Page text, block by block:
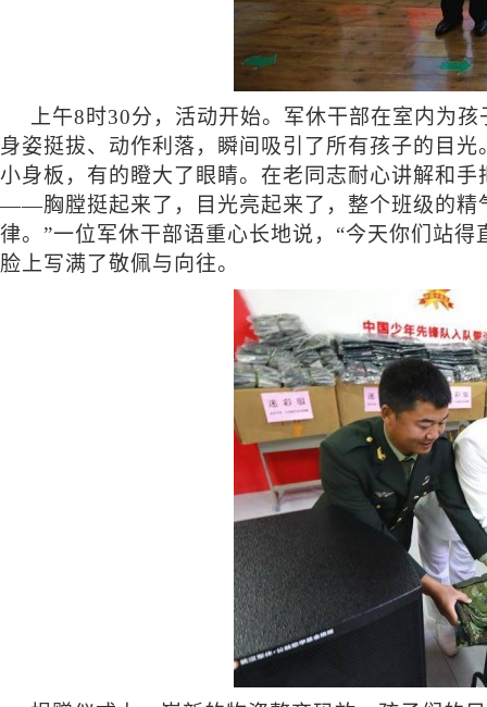
上午8时30分，活动开始。军休干部在室内为
身姿挺拔、动作利落，瞬间吸引了所有孩子的目
小身板，有的瞪大了眼睛。在老同志耐心讲解和
——胸膛挺起来了，目光亮起来了，整个班级的精
律。”一位军休干部语重心长地说，“今天你们站
脸上写满了敬佩与向往。